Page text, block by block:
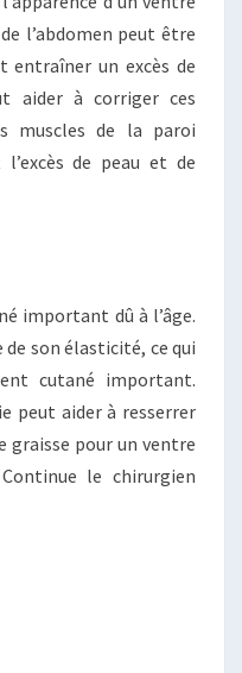
l’abdomen peut être
entraîner un excès de
aider à corriger ces
muscles de la paroi
de peau et de
important dû à l’âge.
de son élasticité, ce qui
cutané important.
peut aider à resserrer
graisse pour un ventre
le chirurgien